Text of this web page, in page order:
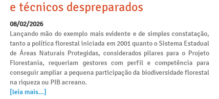
e técnicos despreparados
08/02/2026
Lançando mão do exemplo mais evidente e de simples constatação,
tanto a política florestal iniciada em 2001 quanto o Sistema Estadual
de Áreas Naturais Protegidas, considerados pilares para o Projeto
Florestania, requeriam gestores com perfil e competência para
conseguir ampliar a pequena participação da biodiversidade florestal
na riqueza ou PIB acreano.
[leia mais...]